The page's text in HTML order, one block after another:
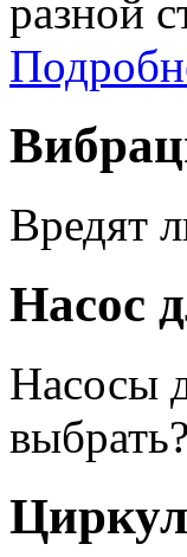
разной
Вредят
Насос
Насосы
выбрать?